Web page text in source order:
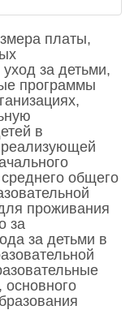
платы,
за детьми,
программы
в
реализующей
общего
проживания
за
за детьми в